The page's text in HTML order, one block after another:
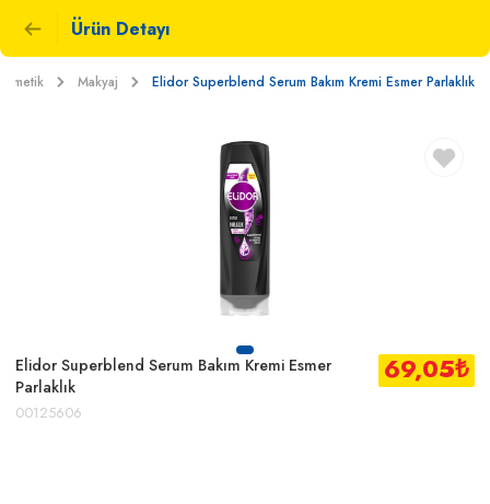
Ürün Detayı
Makyaj Elidor Superblend Serum Bakım Kremi Esmer Parlaklık
Elidor Superblend Serum Bakım Kremi Esmer
Parlaklık
00125606
69,05₺